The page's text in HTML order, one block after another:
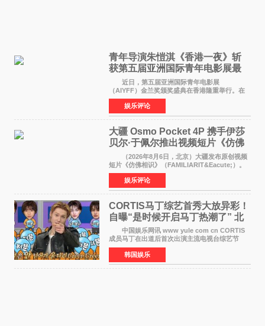
青年导演朱愷淇《香港一夜》斩
获第五届亚洲国际青年电影展最
佳剧本改编奖
近日，第五届亚洲国际青年电影展
（AIYFF）金兰奖颁奖盛典在香港隆重举行。在
这场汇聚数百位海内外电影人、文化界人士及媒
体代表的亚洲青年影视盛会上，香港本土电影
《香港一夜》（Dawn in Ho
娱乐评论
大疆 Osmo Pocket 4P 携手伊莎
贝尔·于佩尔推出视频短片《仿佛
相识》
（2026年8月6日，北京）大疆发布原创视频
短片《仿佛相识》（FAMILIARIT&Eacute;）。
视频短片由戛纳国际电影节最佳女演员伊莎贝尔·
于佩尔（Isabelle Huppert）主演，全程使用大
疆首款双主摄口
娱乐评论
CORTIS马丁综艺首秀大放异彩！
自曝“是时候开启马丁热潮了” 北
美巡演火热进行中
中国娱乐网讯 www yule com cn CORTIS
成员马丁在出道后首次出演主流电视台综艺节
目，展现了多才多艺的魅力。 马丁出演了5日
播出的MBC《Radio Star》Fashion与Passion
之间，I&lsquo;m
韩国娱乐